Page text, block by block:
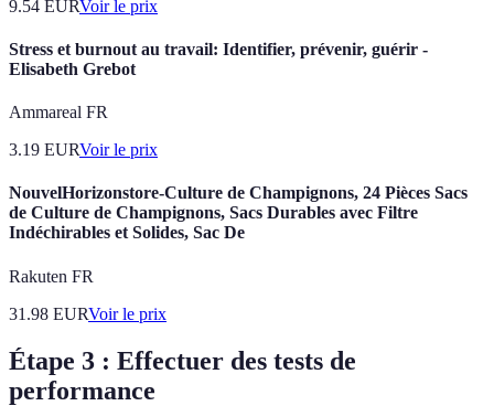
9.54 EURVoir le prix
Stress et burnout au travail: Identifier, prévenir, guérir -
Elisabeth Grebot
Ammareal FR
3.19 EURVoir le prix
NouvelHorizonstore-Culture de Champignons, 24 Pièces Sacs
de Culture de Champignons, Sacs Durables avec Filtre
Indéchirables et Solides, Sac De
Rakuten FR
31.98 EURVoir le prix
Étape 3 : Effectuer des tests de
performance